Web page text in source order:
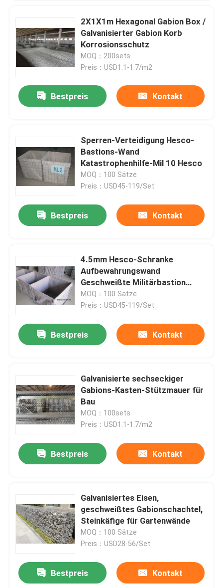
Haus
2X1X1m Hexagonal Gabion Box /
Galvanisierter Gabion Korb
Korrosionsschutz
MOQ：200sets
Preis：USD1.1-1.7/m2
Bestpreis Kontakt
Sperren-Verteidigung Hesco-
Bastions-Wand
Katastrophenhilfe-Mil 10 Hesco
MOQ：100 Sätze
Preis：USD45-119/Set
Bestpreis Kontakt
4.5mm Hesco-Schranke
Aufbewahrungswand
Geschweißte Militärbastion
Gabion
MOQ：100 Sätze
Preis：USD45-119/Set
Bestpreis Kontakt
Galvanisierte sechseckiger
Gabions-Kasten-Stützmauer für
Bau
MOQ：100sets
Preis：USD1.1-1.7/m2
Bestpreis Kontakt
Galvanisiertes Eisen,
geschweißtes Gabionschachtel,
Steinkäfige für Gartenwände
MOQ：100 Sätze
Preis：USD28-56/Set
Bestpreis Kontakt